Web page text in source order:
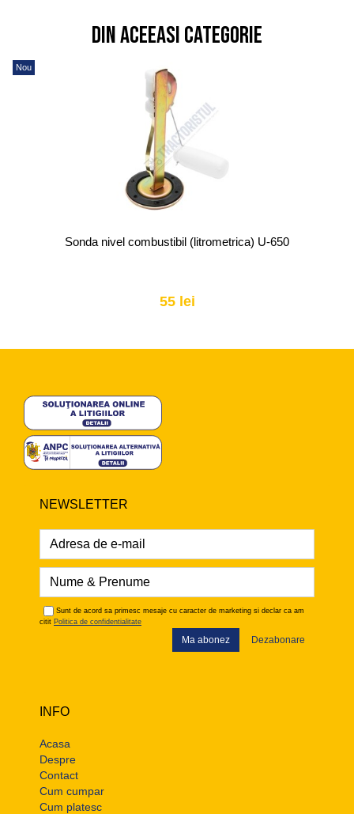
Din aceeasi categorie
Nou
Sonda nivel combustibil (litrometrica) U-650
55 lei
NEWSLETTER
Sunt de acord sa primesc mesaje cu caracter de marketing si declar ca am
citit Politica de confidentialitate
Ma abonez Dezabonare
INFO
Acasa
Despre
Contact
Cum cumpar
Cum platesc